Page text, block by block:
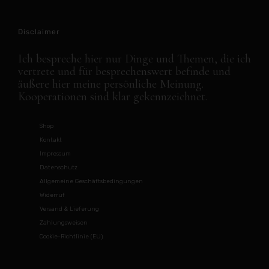
Disclaimer
Ich bespreche hier nur Dinge und Themen, die ich
vertrete und für besprechenswert befinde und
äußere hier meine persönliche Meinung.
Kooperationen sind klar gekennzeichnet.
Shop
Kontakt
Impressum
Datenschutz
Allgemeine Geschäftsbedingungen
Widerruf
Versand & Lieferung
Zahlungsweisen
Cookie-Richtlinie (EU)